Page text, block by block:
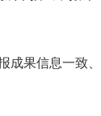
果信息一致、